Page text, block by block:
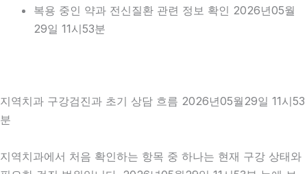
복용 중인 약과 전신질환 관련 정보 확인 2026년05월
29일 11시53분
지역치과 구강검진과 초기 상담 흐름 2026년05월29일 11시53
분
지역치과에서 처음 확인하는 항목 중 하나는 현재 구강 상태와